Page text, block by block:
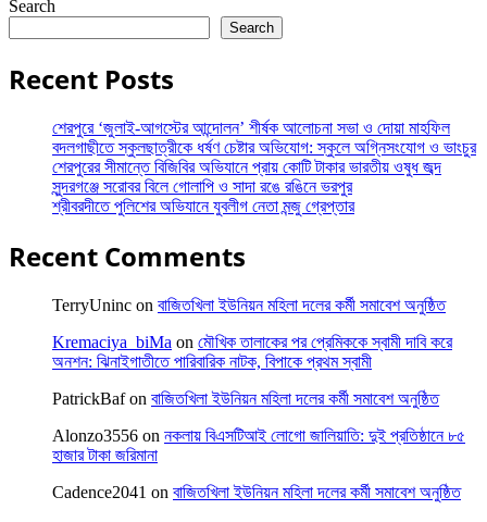
Search
Search
Recent Posts
শেরপুরে ‘জুলাই-আগস্টের আন্দোলন’ শীর্ষক আলোচনা সভা ও দোয়া মাহফিল
বদলগাছীতে স্কুলছাত্রীকে ধর্ষণ চেষ্টার অভিযোগ: স্কুলে অগ্নিসংযোগ ও ভাংচুর
শেরপুরের সীমান্তে বিজিবির অভিযানে প্রায় কোটি টাকার ভারতীয় ওষুধ জব্দ
সুন্দরগঞ্জে সরোবর বিলে গোলাপি ও সাদা রঙে রঙিনে ভরপুর
শ্রীবরদীতে পুলিশের অভিযানে যুবলীগ নেতা মন্জু গ্রেপ্তার
Recent Comments
TerryUninc on বাজিতখিলা ইউনিয়ন মহিলা দলের কর্মী সমাবেশ অনুষ্ঠিত
Kremaciya_biMa on মৌখিক তালাকের পর প্রেমিককে স্বামী দাবি করে
অনশন: ঝিনাইগাতীতে পারিবারিক নাটক, বিপাকে প্রথম স্বামী
PatrickBafon বাজিতখিলা ইউনিয়ন মহিলা দলের কর্মী সমাবেশ অনুষ্ঠিত
Alonzo3556 on নকলায় বিএসটিআই লোগো জালিয়াতি: দুই প্রতিষ্ঠানে ৮৫
হাজার টাকা জরিমানা
Cadence2041 on বাজিতখিলা ইউনিয়ন মহিলা দলের কর্মী সমাবেশ অনুষ্ঠিত